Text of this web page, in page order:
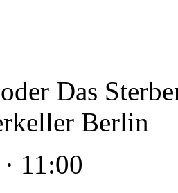
Das
Berlin
11:00